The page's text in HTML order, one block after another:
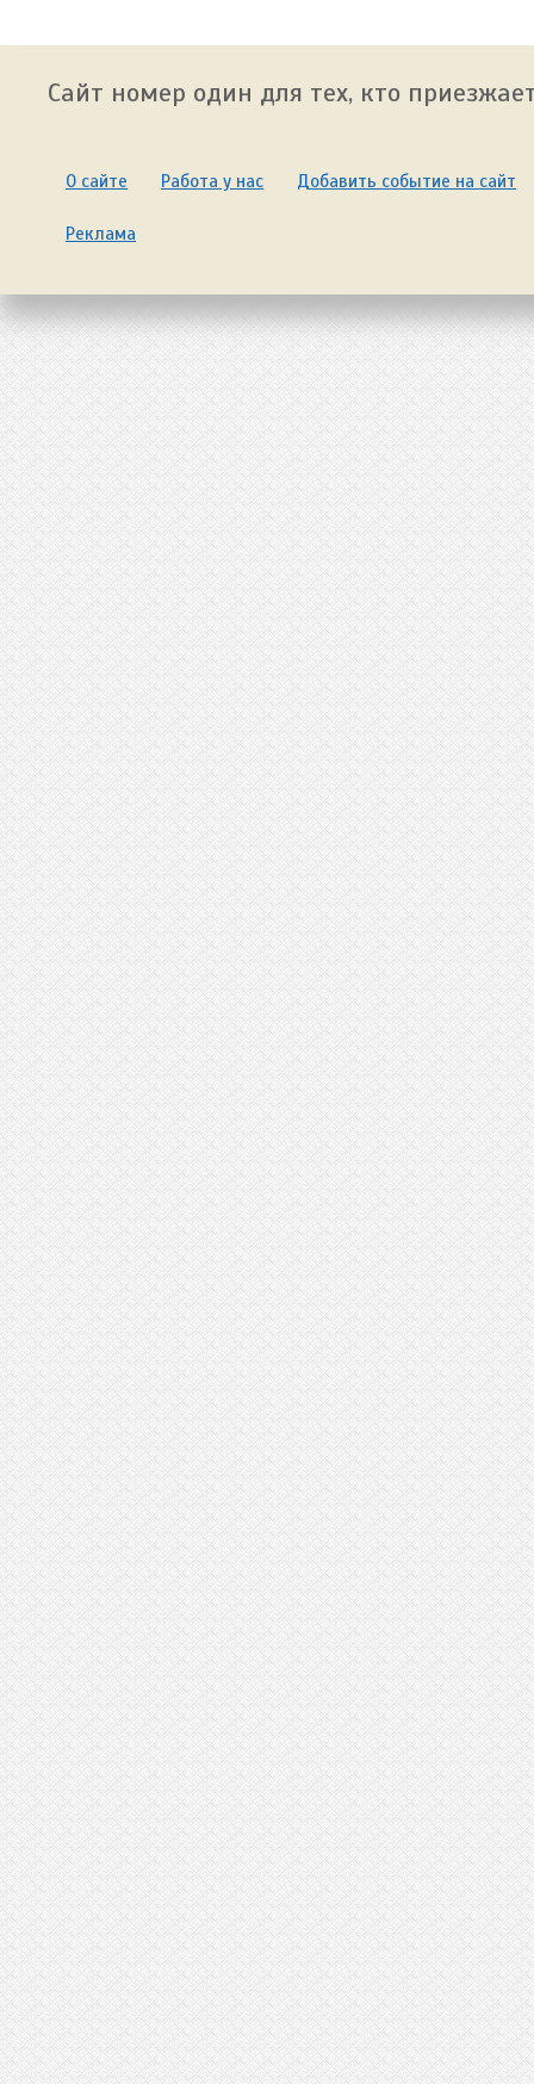
Сайт номер один для тех, кто
О сайте Работа у нас Добавить событие на сайт
Реклама